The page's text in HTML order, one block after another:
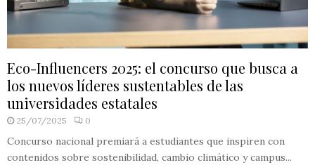
Eco-Influencers 2025: el concurso que busca a
los nuevos líderes sustentables de las
universidades estatales
25/07/2025 0
Concurso nacional premiará a estudiantes que inspiren con
contenidos sobre sostenibilidad, cambio climático y campus...